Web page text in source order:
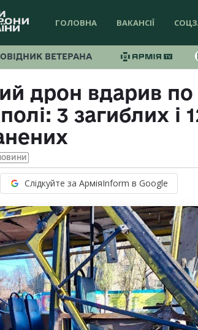
ГОЛОВНА ВАКАНСІЇ
ВЕТЕРАНА
дрон вдарив по
3 загиблих і
Слідкуйте за АрміяInform в Google